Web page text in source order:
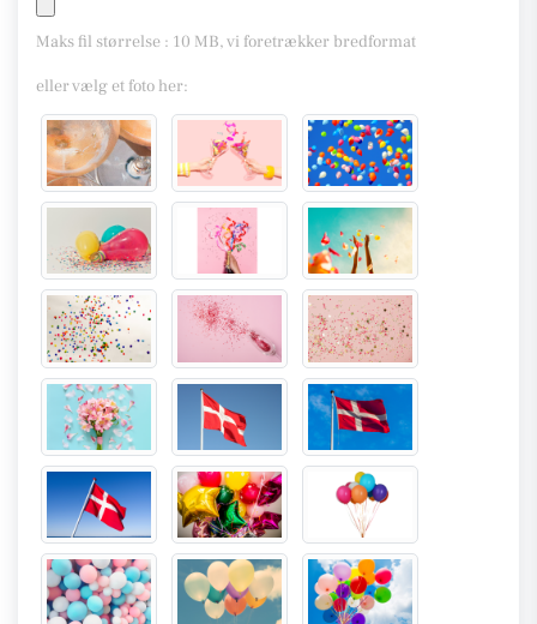
Maks fil størrelse : 10 MB, vi foretrækker bredformat
eller vælg et foto her: